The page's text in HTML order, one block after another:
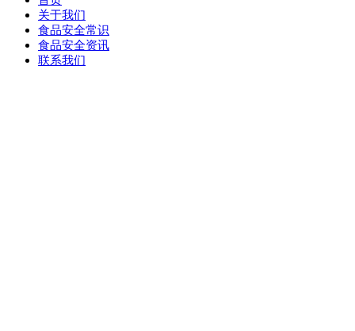
关于我们
食品安全常识
食品安全资讯
联系我们